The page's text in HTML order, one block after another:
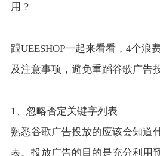
用？
跟UEESHOP一起来看看，4个浪
及注意事项，避免重蹈谷歌广告
1、忽略否定关键字列表
熟悉谷歌广告投放的应该会知道
表。投放广告的目的是充分利用